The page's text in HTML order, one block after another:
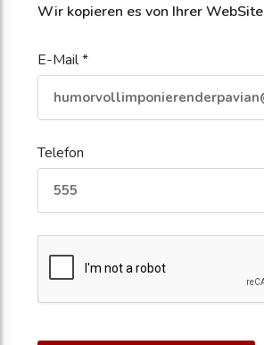
Wir kopieren es von Ihrer WebSite
E-Mail *
Telefon